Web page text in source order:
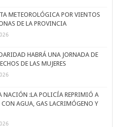
METEOROLÓGICA POR VIENTOS
DE LA PROVINCIA
HABRÁ UNA JORNADA DE
DE LAS MUJERES
NACIÓN :LA POLICÍA REPRIMIÓ A
AGUA, GAS LACRIMÓGENO Y